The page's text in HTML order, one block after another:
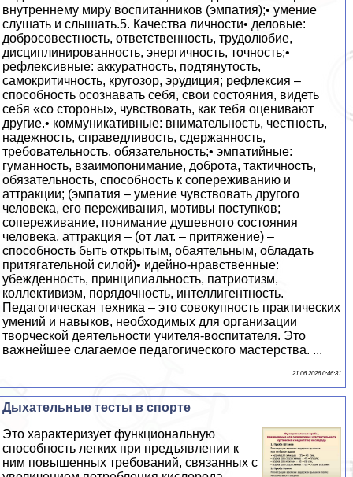
внутреннему миру воспитанников (эмпатия);• умение
слушать и слышать.5. Качества личности• деловые:
добросовестность, ответственность, трудолюбие,
дисциплинированность, энергичность, точность;•
рефлексивные: аккуратность, подтянутость,
самокритичность, кругозор, эрудиция; рефлексия –
способность осознавать себя, свои состояния, видеть
себя «со стороны», чувствовать, как тебя оценивают
другие.• коммуникативные: внимательность, честность,
надежность, справедливость, сдержанность,
требовательность, обязательность;• эмпатийные:
гуманность, взаимопонимание, доброта, тактичность,
обязательность, способность к сопереживанию и
аттракции; (эмпатия – умение чувствовать другого
человека, его переживания, мотивы поступков;
сопереживание, понимание душевного состояния
человека, аттракция – (от лат. – притяжение) –
способность быть открытым, обаятельным, обладать
притягательной силой)• идейно-нравственные:
убежденность, принципиальность, патриотизм,
коллективизм, порядочность, интеллигентность.
Педагогическая техника – это совокупность практических
умений и навыков, необходимых для организации
творческой деятельности учителя-воспитателя. Это
важнейшее слагаемое педагогического мастерства. ...
21 06 2026 0:46:31
Дыхательные тесты в спорте
Это хаpaктеризует функциональную
способность легких при предъявлении к
ним повышенных требований, связанных с